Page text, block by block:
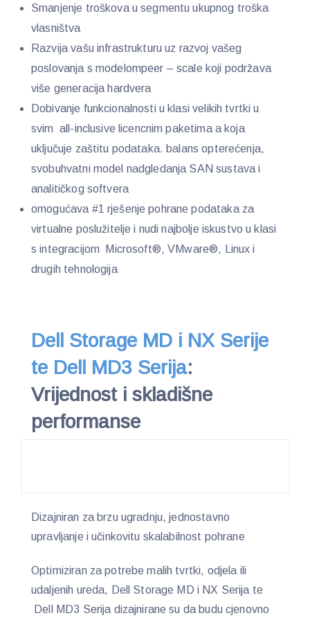
Smanjenje troškova u segmentu ukupnog troška
vlasništva
Razvija vašu infrastrukturu uz razvoj vašeg
poslovanja s modelompeer – scale koji podržava
više generacija hardvera
Dobivanje funkcionalnosti u klasi velikih tvrtki u
svim all-inclusive licencnim paketima a koja
uključuje zaštitu podataka. balans opterećenja,
svobuhvatni model nadgledanja SAN sustava i
analitičkog softvera
omogućava #1 rješenje pohrane podataka za
virtualne poslužitelje i nudi najbolje iskustvo u klasi
s integracijom Microsoft®, VMware®, Linux i
drugih tehnologija
Dell Storage MD i NX Serije
te Dell MD3 Serija:
Vrijednost i skladišne
performanse
Dizajniran za brzu ugradnju, jednostavno
upravljanje i učinkovitu skalabilnost pohrane
Optimiziran za potrebe malih tvrtki, odjela ili
udaljenih ureda, Dell Storage MD i NX Serija te
Dell MD3 Serija dizajnirane su da budu cjenovno